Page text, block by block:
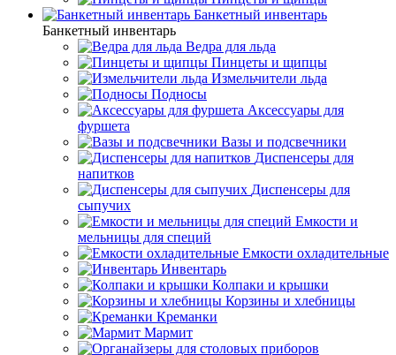
Банкетный инвентарь
Банкетный инвентарь
Ведра для льда
Пинцеты и щипцы
Измельчители льда
Подносы
Аксессуары для
фуршета
Вазы и подсвечники
Диспенсеры для
напитков
Диспенсеры для
сыпучих
Емкости и
мельницы для специй
Емкости охладительные
Инвентарь
Колпаки и крышки
Корзины и хлебницы
Креманки
Мармит